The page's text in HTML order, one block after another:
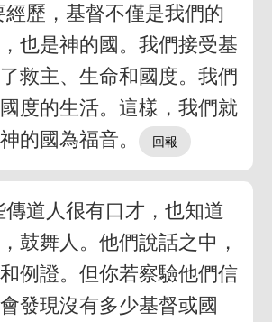
經歷，基督不僅是我們的
也是神的國。我們接受基
救主、生命和國度。我們
度的生活。這樣，我們就
的國為福音。
傳道人很有口才，也知道
鼓舞人。他們說話之中，
例證。但你若察驗他們信
發現沒有多少基督或國